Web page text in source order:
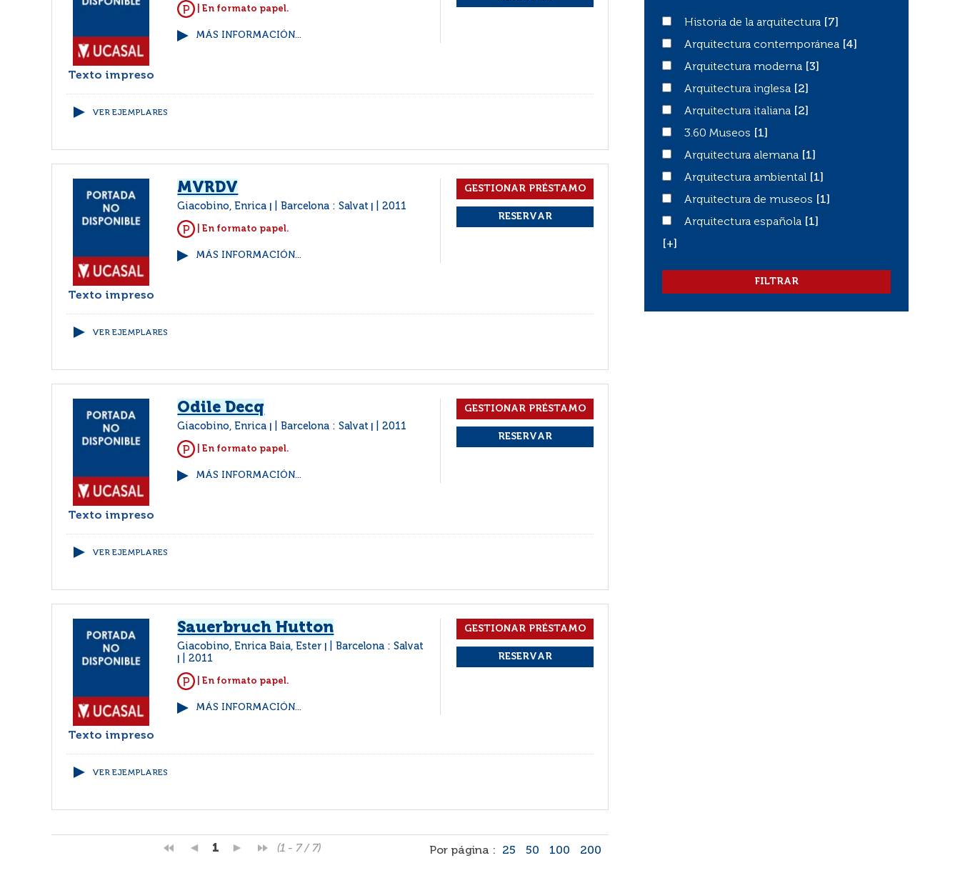
Texto impreso
| En formato papel.
MÁS INFORMACIÓN...
VER EJEMPLARES
Texto impreso
MVRDV
Giacobino, Enrica Barcelona : Salvat 2011
| En formato papel.
MÁS INFORMACIÓN...
VER EJEMPLARES
Texto impreso
Odile Decq
Giacobino, Enrica Barcelona : Salvat 2011
| En formato papel.
MÁS INFORMACIÓN...
VER EJEMPLARES
Texto impreso
Sauerbruch Hutton
Giacobino, Enrica Baia, Ester Barcelona : Salvat
2011
| En formato papel.
MÁS INFORMACIÓN...
VER EJEMPLARES
1 (1 - 7 / 7) Por página : 25 50 100 200
Historia de la arquitectura
Historia de la arquitectura
[7]
Arquitectura contemporánea
Arquitectura contemporánea
[4]
Arquitectura moderna
Arquitectura moderna
[3]
Arquitectura inglesa
Arquitectura inglesa
[2]
Arquitectura italiana
Arquitectura italiana
[2]
3.60 Museos
3.60 Museos
[1]
Arquitectura alemana
Arquitectura alemana
[1]
Arquitectura ambiental
Arquitectura ambiental
[1]
Arquitectura de museos
Arquitectura de museos
[1]
Arquitectura española
Arquitectura española
[1]
[+]